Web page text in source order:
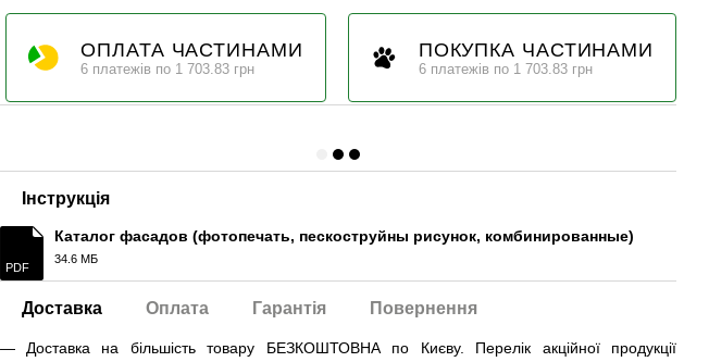
ОПЛАТА ЧАСТИНАМИ
6 платежів по 1 703.83 грн
ПОКУПКА ЧАСТИНАМИ
6 платежів по 1 703.83 грн
Інструкція
PDF
Каталог фасадов (фотопечать, пескоструйны рисунок, комбинированные)
34.6 МБ
Доставка Оплата Гарантія Повернення
Доставка на більшість товару БЕЗКОШТОВНА по Києву. Перелік акційної продукції